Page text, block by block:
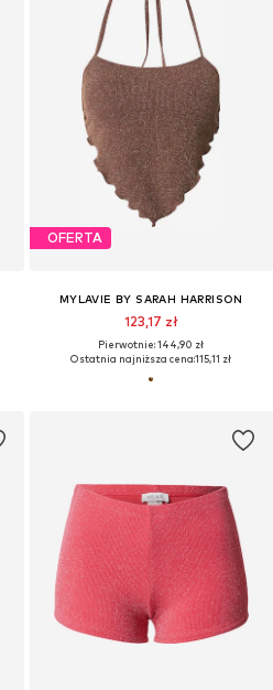
OFERTA
MYLAVIE BY SARAH HARRISON
123,17 zł
Pierwotnie: 144,90 zł
Ostatnia najniższa cena:115,11 zł